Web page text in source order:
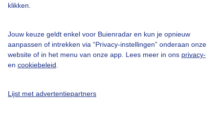
klikken.
Jouw keuze geldt enkel voor Buienradar en kun je opnieuw
aanpassen of intrekken via “Privacy-instellingen” onderaan onze
website of in het menu van onze app. Lees meer in ons privacy-
en cookiebeleid
Lijst met advertentiepartners
Toegankelijkheid
Adverteren
Buienradar Team